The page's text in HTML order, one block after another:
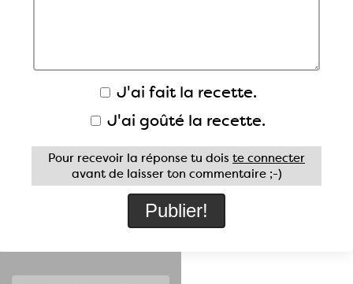
J'ai fait la recette.
J'ai goûté la recette.
Pour recevoir la réponse tu dois te connecter
avant de laisser ton commentaire ;-)